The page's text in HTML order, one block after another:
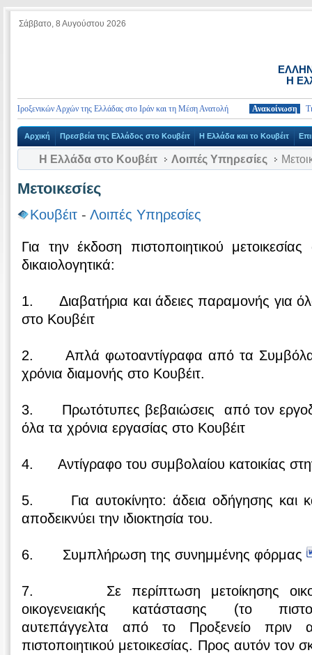
Σάββατο, 8 Αυγούστου 2026
Η
Αρχών της Ελλάδας στο Ιράν και τη Μέση Ανατολή Ανακοίνωση
Αρχική Πρεσβεία της Ελλάδος στο Κουβέιτ Η Ελλάδα και το Κουβέιτ
Η Ελλάδα στο Κουβέιτ Λοιπές Υπηρεσίες
Μετοικεσίες
Κουβέιτ - Λοιπές Υπηρεσίες
Για την έκδοση πιστοποιητικού
δικαιολογητικά:
1. Διαβατήρια και άδειες παραμονής για
στο Κουβέιτ
2. Απλά φωτοαντίγραφα από τα Συμβόλαια
χρόνια διαμονής στο Κουβέιτ.
3. Πρωτότυπες βεβαιώσεις από τον
όλα τα χρόνια εργασίας στο Κουβέιτ
4. Αντίγραφο του συμβολαίου κατοικίας
5. Για αυτοκίνητο: άδεια οδήγησης και
αποδεικνύει την ιδιοκτησία του.
6. Συμπλήρωση της συνημμένης φόρμας
7. Σε περίπτωση μετοίκησης
οικογενειακής κατάστασης (το
αυτεπάγγελτα από το Προξενείο
πιστοποιητικού μετοικεσίας. Προς αυτόν τον